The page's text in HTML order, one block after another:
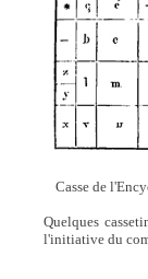
Casse de
Quelques
l'initiative du